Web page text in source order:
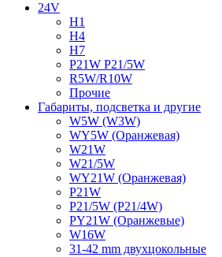
24V
H1
H4
H7
P21W P21/5W
R5W/R10W
Прочие
Габариты, подсветка и другие
W5W (W3W)
WY5W (Оранжевая)
W21W
W21/5W
WY21W (Оранжевая)
P21W
P21/5W (P21/4W)
PY21W (Оранжевые)
W16W
31-42 mm двухцокольные